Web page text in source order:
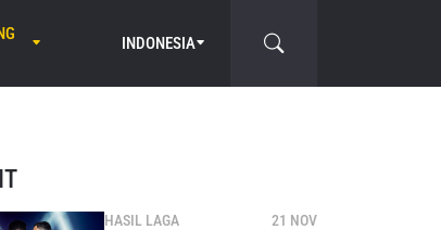
INDONESIA
HASIL LAGA 21 NOV